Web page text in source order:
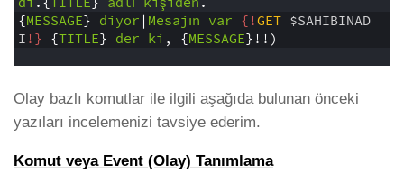
{MESSAGE} diyor | Mesajın var {!GET $SAHIBINAD
I!} {TITLE} der ki , {MESSAGE}!!)
Olay bazlı komutlar ile ilgili aşağıda bulunan önceki
yazıları incelemenizi tavsiye ederim.
Komut veya Event (Olay) Tanımlama